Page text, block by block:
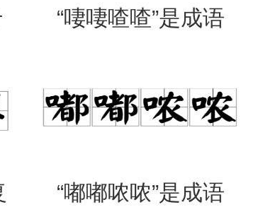
“啛啛喳喳”是成语
“嘟嘟哝哝”是成语